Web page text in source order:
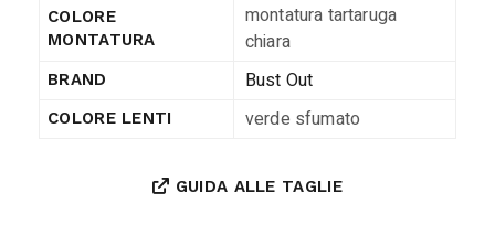
COLORE
MONTATURA
montatura tartaruga
chiara
BRAND Bust Out
COLORE LENTI verde sfumato
GUIDA ALLE TAGLIE